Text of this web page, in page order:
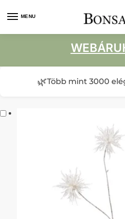
MENU
🌿Több mint 3000